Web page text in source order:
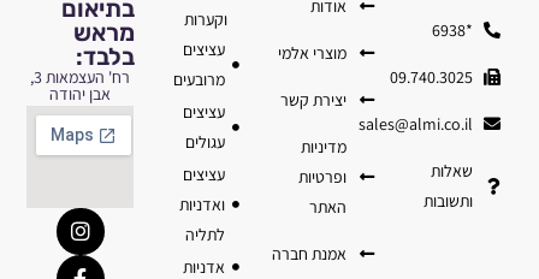
בתיאום
מראש
בלבד:
רח' העצמאות 3,
אבן יהודה
וקערות
עציצים
מרובעים
עציצים
עגולים
עציצים
ואדניות
לתליה
אדניות
אודות
מוצרי אלמי
יצירת קשר
מדיניות
ופרטיות
האתר
אמנת חברה
*6938
09.740.3025
sales@almi.co.il
שאלות
ותשובות